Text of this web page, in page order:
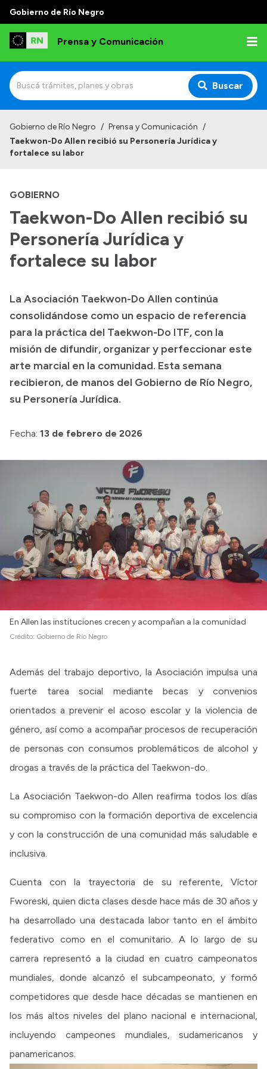
Gobierno de Río Negro
Prensa y Comunicación
Buscar
Institucional
Referentes de prensa
Archivo de noticias
Transparencia
Boletín Oficial
Compras y licitaciones
Consulta de expedientes
Consulta de pago a proveedores
Convocatorias
Intranet
Gobierno de Río Negro / Prensa y Comunicación /
Taekwon-Do Allen recibió su Personería Jurídica y
fortalece su labor
GOBIERNO
Taekwon-Do Allen recibió su
Personería Jurídica y
fortalece su labor
La Asociación Taekwon-Do Allen continúa
consolidándose como un espacio de referencia
para la práctica del Taekwon-Do ITF, con la
misión de difundir, organizar y perfeccionar este
arte marcial en la comunidad. Esta semana
recibieron, de manos del Gobierno de Río Negro,
su Personería Jurídica.
Fecha: 13 de febrero de 2026
En Allen las instituciones crecen y acompañan a la comunidad
Crédito: Gobierno de Río Negro
Además del trabajo deportivo, la Asociación impulsa una
fuerte tarea social mediante becas y convenios
orientados a prevenir el acoso escolar y la violencia de
género, así como a acompañar procesos de recuperación
de personas con consumos problemáticos de alcohol y
drogas a través de la práctica del Taekwon-do.
La Asociación Taekwon-do Allen reafirma todos los días
su compromiso con la formación deportiva de excelencia
y con la construcción de una comunidad más saludable e
inclusiva.
Cuenta con la trayectoria de su referente, Víctor
Fworeski, quien dicta clases desde hace más de 30 años y
ha desarrollado una destacada labor tanto en el ámbito
federativo como en el comunitario. A lo largo de su
carrera representó a la ciudad en cuatro campeonatos
mundiales, donde alcanzó el subcampeonato, y formó
competidores que desde hace décadas se mantienen en
los más altos niveles del plano nacional e internacional,
incluyendo campeones mundiales, sudamericanos y
panamericanos.